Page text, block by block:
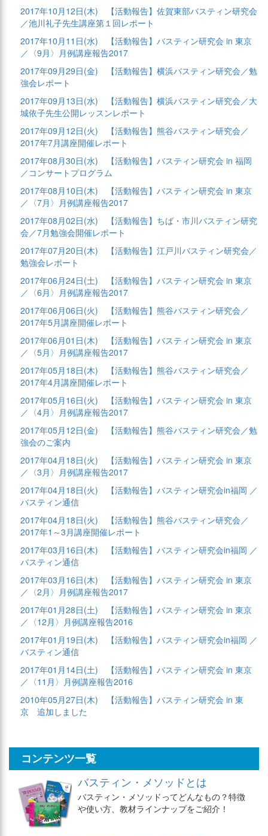
2017年10月12日(木)
【活動報告】佐賀東部バスティン研究会
／池川礼子先生講座第１回レポート
2017年10月11日(水)
【活動報告】バスティン研究会 in 東京
／〈9月〉月例講座報告2017
2017年09月29日(金)
【活動報告】横浜バスティン研究会／勉
強会レポート
2017年09月13日(水)
【活動報告】横浜バスティン研究会／大
城依子先生公開レッスンレポート
2017年09月12日(火)
【活動報告】熊谷バスティン研究会／
2017年7月講座開催レポート
2017年08月30日(水)
【活動報告】バスティン研究会 in 福岡
／コンサートプログラム
2017年08月10日(木)
【活動報告】バスティン研究会 in 東京
／〈7月〉月例講座報告2017
2017年08月02日(水)
【活動報告】ちば・市川バスティン研究
会／7月勉強会開催レポート
2017年07月20日(木)
【活動報告】江戸川バスティン研究会／
勉強会レポート
2017年06月24日(土)
【活動報告】バスティン研究会 in 東京
／〈6月〉月例講座報告2017
2017年06月06日(火)
【活動報告】熊谷バスティン研究会／
2017年5月講座開催レポート
2017年06月01日(木)
【活動報告】バスティン研究会 in 東京
／〈5月〉月例講座報告2017
2017年05月18日(木)
【活動報告】熊谷バスティン研究会／
2017年4月講座開催レポート
2017年05月16日(火)
【活動報告】バスティン研究会 in 東京
／〈4月〉月例講座報告2017
2017年05月12日(金)
【活動報告】熊谷バスティン研究会／勉
強会のご案内
2017年04月18日(火)
【活動報告】バスティン研究会 in 東京
／〈3月〉月例講座報告2017
2017年04月18日(火)
【活動報告】バスティン研究会in福岡 ／
バスティン通信
2017年04月18日(火)
【活動報告】熊谷バスティン研究会／
2017年1～3月講座開催レポート
2017年03月16日(木)
【活動報告】バスティン研究会in福岡 ／
バスティン通信
2017年03月16日(木)
【活動報告】バスティン研究会 in 東京
／〈2月〉月例講座報告2017
2017年01月28日(土)
【活動報告】バスティン研究会 in 東京
／〈12月〉月例講座報告2016
2017年01月19日(木)
【活動報告】バスティン研究会in福岡 ／
バスティン通信
2017年01月14日(土)
【活動報告】バスティン研究会 in 東京
／〈11月〉月例講座報告2016
2010年05月27日(木)
【活動報告】バスティン研究会 in 東
京 追加しました
コンテンツ一覧
バスティン・メソッドとは
バスティン・メソッドってどんなもの？特徴
や使い方、教材ラインナップをご紹介！